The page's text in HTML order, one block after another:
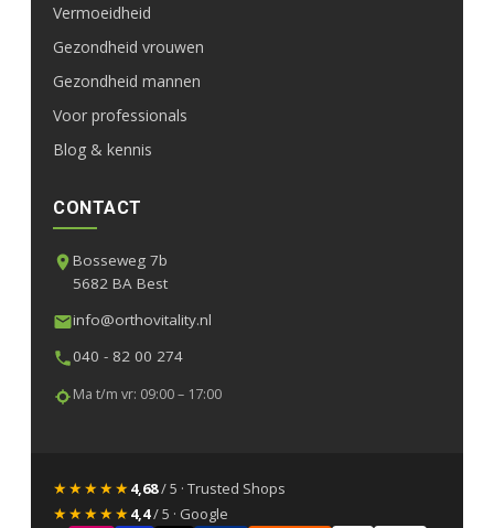
Vermoeidheid
Gezondheid vrouwen
Gezondheid mannen
Voor professionals
Blog & kennis
CONTACT
Bosseweg 7b
5682 BA Best
info@orthovitality.nl
040 - 82 00 274
Ma t/m vr: 09:00 – 17:00
★★★★★4,68/ 5 · Trusted Shops
★★★★★4,4/ 5 · Google